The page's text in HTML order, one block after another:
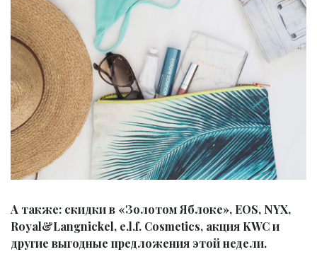
А также: скидки в «Золотом Яблоке», EOS, NYX,
Royal&Langnickel, e.l.f. Cosmetics, акция KWC и
другие выгодные предложения этой недели.